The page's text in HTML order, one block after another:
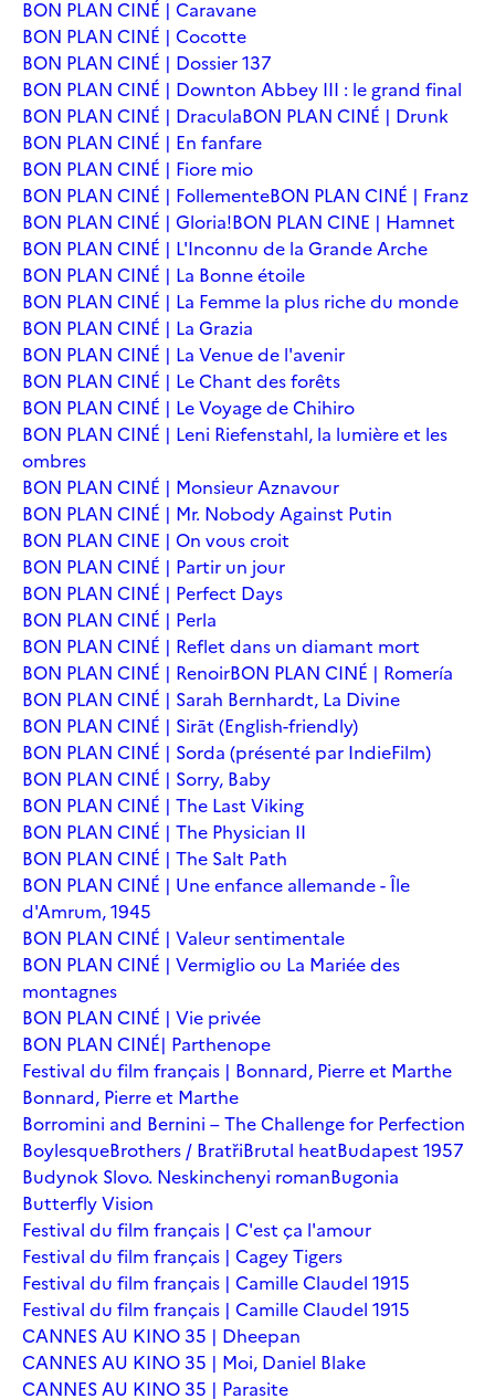
BON PLAN CINÉ | Caravane
BON PLAN CINÉ | Cocotte
BON PLAN CINÉ | Dossier 137
BON PLAN CINÉ | Downton Abbey III : le grand final
BON PLAN CINÉ | DraculaBON PLAN CINÉ | Drunk
BON PLAN CINÉ | En fanfare
BON PLAN CINÉ | Fiore mio
BON PLAN CINÉ | FollementeBON PLAN CINÉ | Franz
BON PLAN CINÉ | Gloria!BON PLAN CINE | Hamnet
BON PLAN CINÉ | L'Inconnu de la Grande Arche
BON PLAN CINÉ | La Bonne étoile
BON PLAN CINÉ | La Femme la plus riche du monde
BON PLAN CINÉ | La Grazia
BON PLAN CINÉ | La Venue de l'avenir
BON PLAN CINÉ | Le Chant des forêts
BON PLAN CINÉ | Le Voyage de Chihiro
BON PLAN CINÉ | Leni Riefenstahl, la lumière et les
ombres
BON PLAN CINÉ | Monsieur Aznavour
BON PLAN CINÉ | Mr. Nobody Against Putin
BON PLAN CINE | On vous croit
BON PLAN CINÉ | Partir un jour
BON PLAN CINÉ | Perfect Days
BON PLAN CINÉ | Perla
BON PLAN CINÉ | Reflet dans un diamant mort
BON PLAN CINÉ | RenoirBON PLAN CINÉ | Romería
BON PLAN CINÉ | Sarah Bernhardt, La Divine
BON PLAN CINÉ | Sirāt (English-friendly)
BON PLAN CINÉ | Sorda (présenté par IndieFilm)
BON PLAN CINÉ | Sorry, Baby
BON PLAN CINÉ | The Last Viking
BON PLAN CINÉ | The Physician II
BON PLAN CINÉ | The Salt Path
BON PLAN CINÉ | Une enfance allemande - Île
d'Amrum, 1945
BON PLAN CINÉ | Valeur sentimentale
BON PLAN CINÉ | Vermiglio ou La Mariée des
montagnes
BON PLAN CINÉ | Vie privée
BON PLAN CINÉ| Parthenope
Festival du film français | Bonnard, Pierre et Marthe
Bonnard, Pierre et Marthe
Borromini and Bernini – The Challenge for Perfection
BoylesqueBrothers / BratřiBrutal heatBudapest 1957
Budynok Slovo. Neskinchenyi romanBugonia
Butterfly Vision
Festival du film français | C'est ça l'amour
Festival du film français | Cagey Tigers
Festival du film français | Camille Claudel 1915
Festival du film français | Camille Claudel 1915
CANNES AU KINO 35 | Dheepan
CANNES AU KINO 35 | Moi, Daniel Blake
CANNES AU KINO 35 | Parasite